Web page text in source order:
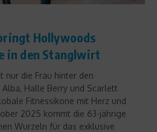
Hollywoods
in den Stanglwirt
nur die Frau hinter den
Halle Berry und Scarlett
Fitnessikone mit Herz und
2025 kommt die 63-jährige
Wurzeln für das exklusive